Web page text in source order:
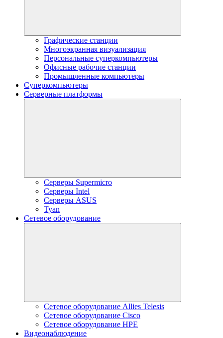
Графические станции
Многоэкранная визуализация
Персональные суперкомпьютеры
Офисные рабочие станции
Промышленные компьютеры
Суперкомпьютеры
Серверные платформы
Серверы Supermicro
Серверы Intel
Серверы ASUS
Tyan
Сетевое оборудование
Сетевое оборудование Allies Telesis
Сетевое оборудование Cisco
Сетевое оборудование HPE
Видеонаблюдение